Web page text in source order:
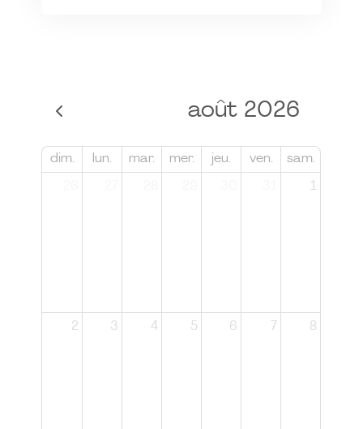
août 2026
dim. lun. mar. mer. jeu. ven. sam.
1
2 3 4 5 6 7 8